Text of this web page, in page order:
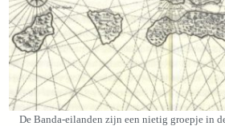
De Banda-eilanden zijn een nietig groepje in